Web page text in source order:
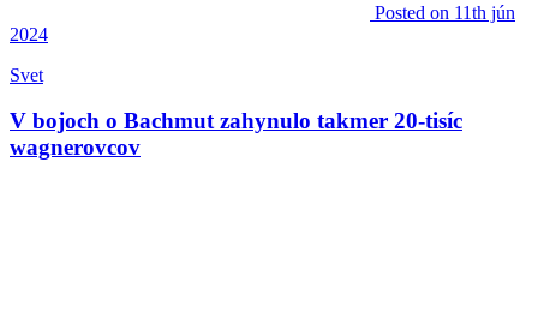
Posted on 11th jún
2024
Svet
V bojoch o Bachmut zahynulo takmer 20-tisíc
wagnerovcov